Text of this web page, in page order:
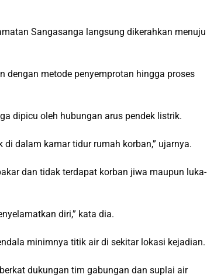
Sangasanga langsung dikerahkan menuju
dengan metode penyemprotan hingga proses
dipicu oleh hubungan arus pendek listrik.
dalam kamar tidur rumah korban,” ujarnya.
dan tidak terdapat korban jiwa maupun luka-
diri,” kata dia.
minimnya titik air di sekitar lokasi kejadian.
dukungan tim gabungan dan suplai air